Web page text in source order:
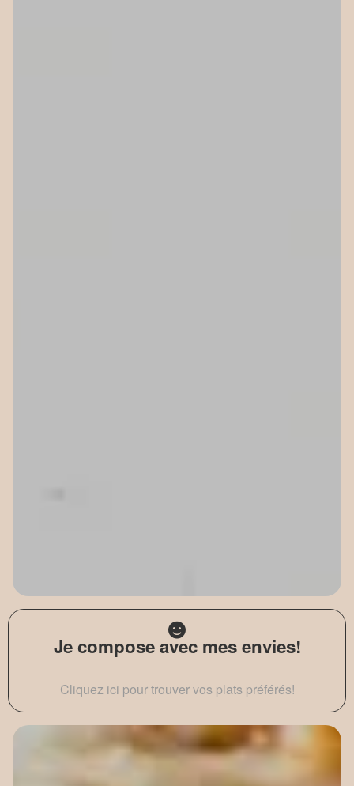
Je compose avec mes envies!
Cliquez ici pour trouver vos plats préférés!